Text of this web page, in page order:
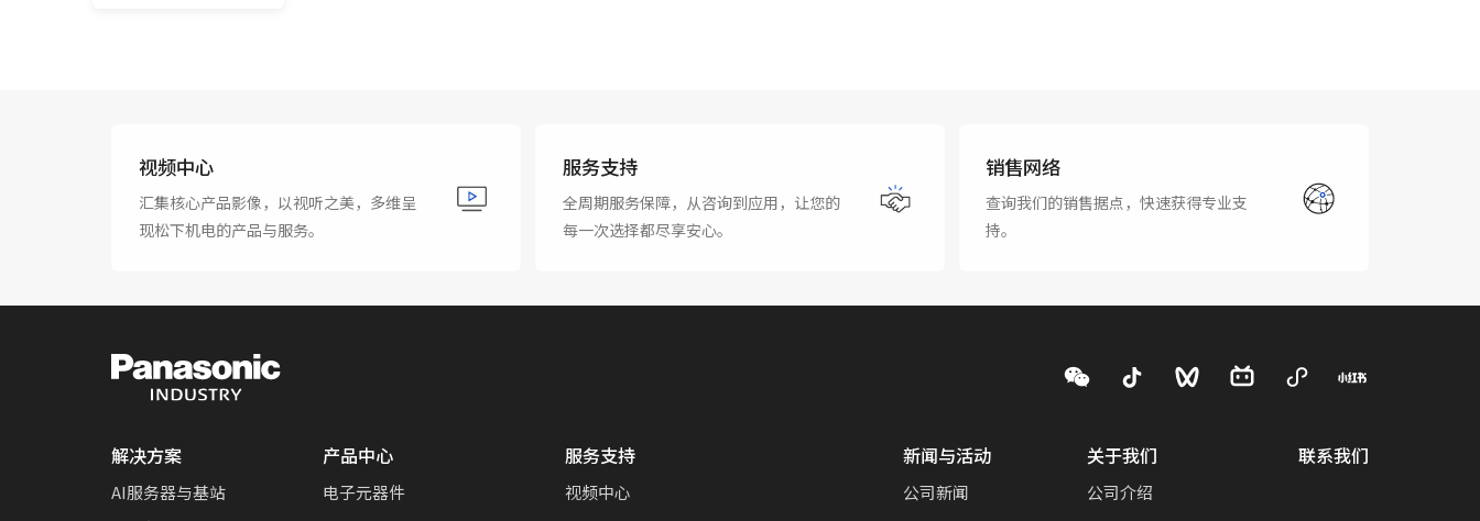
视频中心
汇集核心产品影像，以视听之美，多维呈
现松下机电的产品与服务。
服务支持
全周期服务保障，从咨询到应用，让您的
每一次选择都尽享安心。
销售网络
查询我们的销售据点，快速获得专业支
持。
解决方案
AI服务器与基站
产品中心
电子元器件
服务支持
视频中心
新闻与活动
公司新闻
关于我们
公司介绍
联系我们